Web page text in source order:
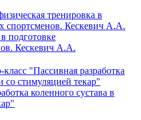
подготовке
Кескевич А.А.
коленного сустава в